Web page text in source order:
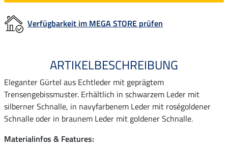
Verfügbarkeit im MEGA STORE prüfen
ARTIKELBESCHREIBUNG
Eleganter Gürtel aus Echtleder mit geprägtem
Trensengebissmuster. Erhältlich in schwarzem Leder mit
silberner Schnalle, in navyfarbenem Leder mit roségoldener
Schnalle oder in braunem Leder mit goldener Schnalle.
Materialinfos & Features: